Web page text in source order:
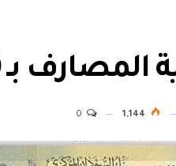
بـ 1000 الجديدة
1,144